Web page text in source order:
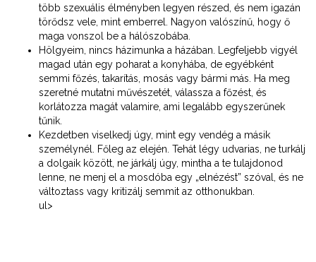
több szexuális élményben legyen részed, és nem igazán
törődsz vele, mint emberrel. Nagyon valószínű, hogy ő
maga vonszol be a hálószobába.
Hölgyeim, nincs házimunka a házában. Legfeljebb vigyél
magad után egy poharat a konyhába, de egyébként
semmi főzés, takarítás, mosás vagy bármi más. Ha meg
szeretné mutatni művészetét, válassza a főzést, és
korlátozza magát valamire, ami legalább egyszerűnek
tűnik.
Kezdetben viselkedj úgy, mint egy vendég a másik
személynél. Főleg az elején. Tehát légy udvarias, ne turkálj
a dolgaik között, ne járkálj úgy, mintha a te tulajdonod
lenne, ne menj el a mosdóba egy „elnézést” szóval, és ne
változtass vagy kritizálj semmit az otthonukban.
ul>